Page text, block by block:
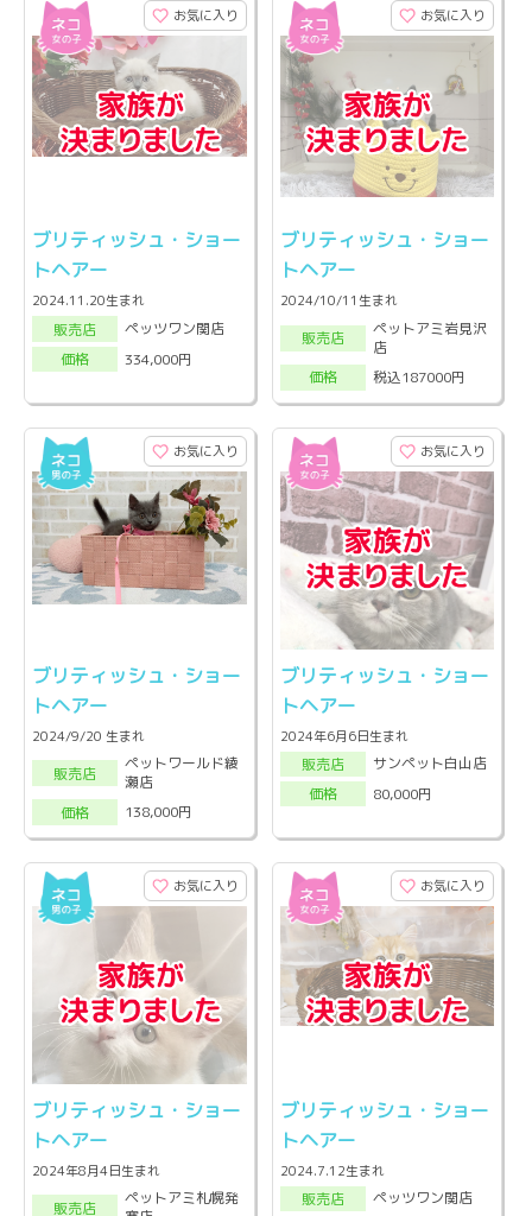
お気に入り
ブリティッシュ・ショー
トヘアー
2024.11.20生まれ
販売店
ペッツワン関店
価格
334,000円
お気に入り
ブリティッシュ・ショー
トヘアー
2024/10/11生まれ
販売店
ペットアミ岩見沢
店
価格
税込187000円
お気に入り
ブリティッシュ・ショー
トヘアー
2024/9/20 生まれ
販売店
ペットワールド綾
瀬店
価格
138,000円
お気に入り
ブリティッシュ・ショー
トヘアー
2024年6月6日生まれ
販売店
サンペット白山店
価格
80,000円
お気に入り
ブリティッシュ・ショー
トヘアー
2024年8月4日生まれ
販売店
ペットアミ札幌発
お気に入り
ブリティッシュ・ショー
トヘアー
2024.7.12生まれ
販売店 ペッツワン関店